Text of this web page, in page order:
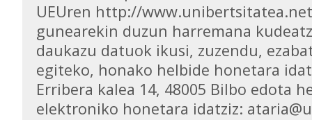
UEUren http://
gunearekin duzun harremana
daukazu datuok ikusi, zuzendu,
egiteko, honako helbide honetara
Erribera kalea 14, 48005 Bilbo edota
elektroniko honetara idatziz: